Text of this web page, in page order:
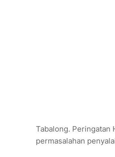
Tabalong. Peringatan
permasalahan